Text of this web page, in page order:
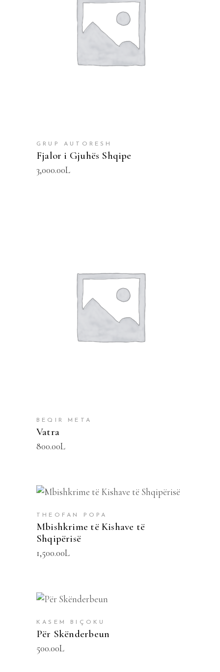
SHTOJE NË SHPORTË
GRUP AUTORESH
Fjalor i Gjuhës Shqipe
3,000.00L
SHTOJE NË SHPORTË
BEQIR META
Vatra
800.00L
SHTOJE NË SHPORTË
THEOFAN POPA
Mbishkrime të Kishave të
Shqipërisë
1,500.00L
KASEM BIÇOKU
Për Skënderbeun
500.00L